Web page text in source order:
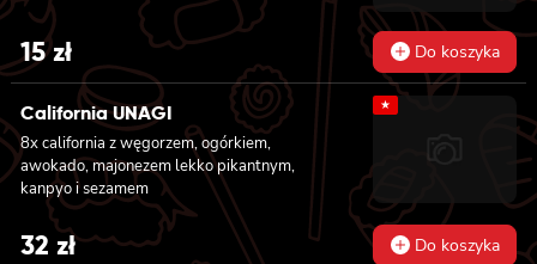
15zł Do koszyka
California UNAGI
8x california z węgorzem, ogórkiem,
awokado, majonezem lekko pikantnym,
kanpyo i sezamem
★
32 zł Do koszyka